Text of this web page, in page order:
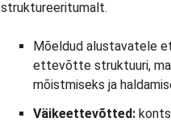
struktureeritumalt.
Mõeldud alustavatele
ettevõtte struktuuri,
mõistmiseks ja
Väikeettevõtted: